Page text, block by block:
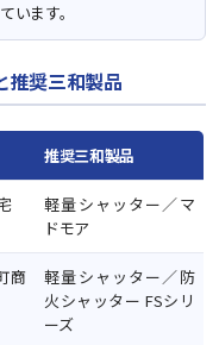
います。
推奨三和製品
推奨三和製品
軽量シャッター／マ
ドモア
商
軽量シャッター／防
火シャッター FSシリ
ーズ